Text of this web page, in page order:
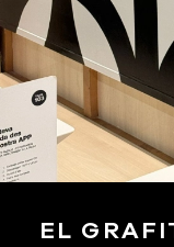
EL